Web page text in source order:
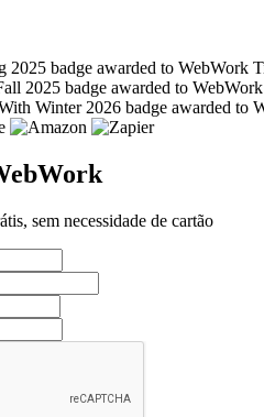
sem necessidade de cartão